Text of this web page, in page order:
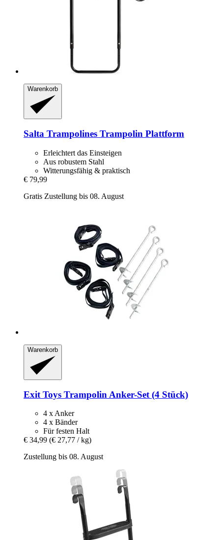
Warenkorb
Salta Trampolines Trampolin Plattform
Erleichtert das Einsteigen
Aus robustem Stahl
Witterungsfähig & praktisch
€ 79,99
Gratis Zustellung bis 08. August
Warenkorb
Exit Toys Trampolin Anker-​Set (4 Stück)
4 x Anker
4 x Bänder
Für festen Halt
€ 34,99 (€ 27,77 / kg)
Zustellung bis 08. August